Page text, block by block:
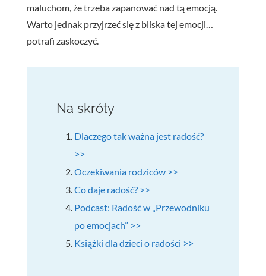
maluchom, że trzeba zapanować nad tą emocją.
Warto jednak przyjrzeć się z bliska tej emocji…
potrafi zaskoczyć.
Na skróty
Dlaczego tak ważna jest radość?
>>
Oczekiwania rodziców >>
Co daje radość? >>
Podcast: Radość w „Przewodniku
po emocjach” >>
Książki dla dzieci o radości >>